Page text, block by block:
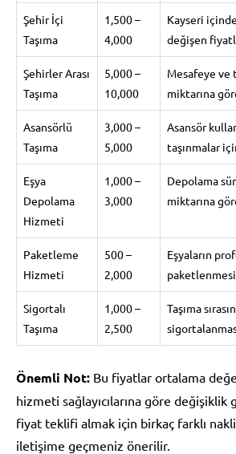
Şehir İçi
Taşıma
1,500 –
4,000
Kayseri
değişen
Şehirler Arası
Taşıma
5,000 –
10,000
Mesafeye ve
miktarına
Asansörlü
Taşıma
3,000 –
5,000
Asansör
taşınmalar
Eşya
Depolama
Hizmeti
1,000 –
3,000
Depolama
miktarına
Paketleme
Hizmeti
500 –
2,000
Eşyaların
paketlenmesi
Sigortalı
Taşıma
1,000 –
2,500
Taşıma
Önemli Not: Bu fiyatlar ortalama
hizmeti sağlayıcılarına göre
fiyat teklifi almak için birkaç farklı
iletişime geçmeniz önerilir.